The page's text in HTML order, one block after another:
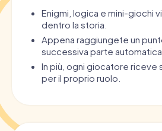
Enigmi, logica e mini-giochi
dentro la storia.
Appena raggiungete un
successiva parte
In più, ogni giocatore
per il proprio ruolo.